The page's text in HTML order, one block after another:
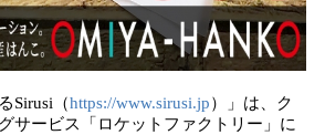
Sirusi（https://www.sirusi.jp）」は、ク
サービス「ロケットファクトリー」に